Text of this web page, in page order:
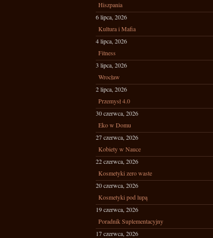
Hiszpania
6 lipca, 2026
Kultura i Mafia
4 lipca, 2026
Fitness
3 lipca, 2026
Wrocław
2 lipca, 2026
Przemysł 4.0
30 czerwca, 2026
Eko w Domu
27 czerwca, 2026
Kobiety w Nauce
22 czerwca, 2026
Kosmetyki zero waste
20 czerwca, 2026
Kosmetyki pod lupą
19 czerwca, 2026
Poradnik Suplementacyjny
17 czerwca, 2026